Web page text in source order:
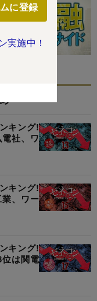
に登録
実施中！
キング!
社、ワ
キング!
業、ワー
キング!
位は関電